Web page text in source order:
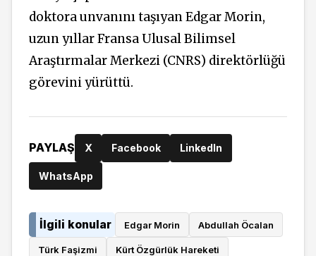
doktora unvanını taşıyan Edgar Morin,
uzun yıllar Fransa Ulusal Bilimsel
Araştırmalar Merkezi (CNRS) direktörlüğü
görevini yürüttü.
PAYLAŞ X Facebook LinkedIn
WhatsApp
İlgili konular Edgar Morin Abdullah Öcalan
Türk Faşizmi Kürt Özgürlük Hareketi